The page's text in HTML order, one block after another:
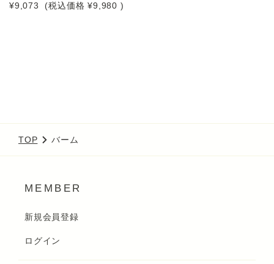
¥9,073 (税込価格 ¥9,980 )
TOP バーム
MEMBER
新規会員登録
ログイン